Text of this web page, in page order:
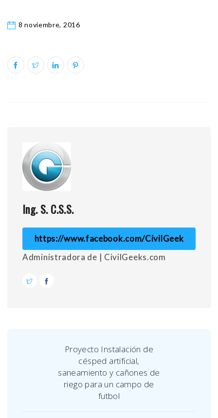
8 noviembre, 2016
Ing. S. C.S.S.
https://www.facebook.com/CivilGeek
Administradora de | CivilGeeks.com
Proyecto Instalación de
césped artificial,
saneamiento y cañones de
riego para un campo de
futbol